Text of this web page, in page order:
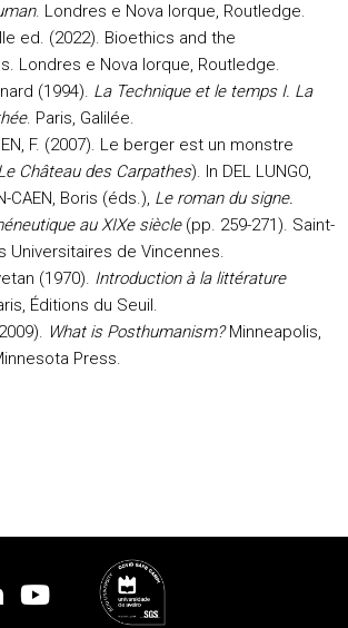
. Londres e Nova Iorque, Routledge.
ed. (2022). Bioethics and the
Londres e Nova Iorque, Routledge.
(1994). La Technique et le temps I. La
. Paris, Galilée.
F. (2007). Le berger est un monstre
Château des Carpathes). In DEL LUNGO,
CAEN, Boris (éds.), Le roman du signe.
au XIXe siècle(pp. 259-271). Saint-
Universitaires de Vincennes.
(1970). Introduction à la littérature
Éditions du Seuil.
What is Posthumanism?Minneapolis,
Press.